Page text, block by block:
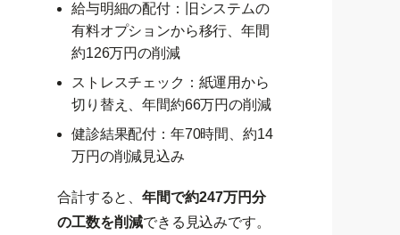
給与明細の配付：旧システムの
有料オプションから移行、年間
約126万円の削減
ストレスチェック：紙運用から
切り替え、年間約66万円の削減
健診結果配付：年70時間、約14
万円の削減見込み
合計すると、年間で約247万円分
の工数を削減できる見込みです。